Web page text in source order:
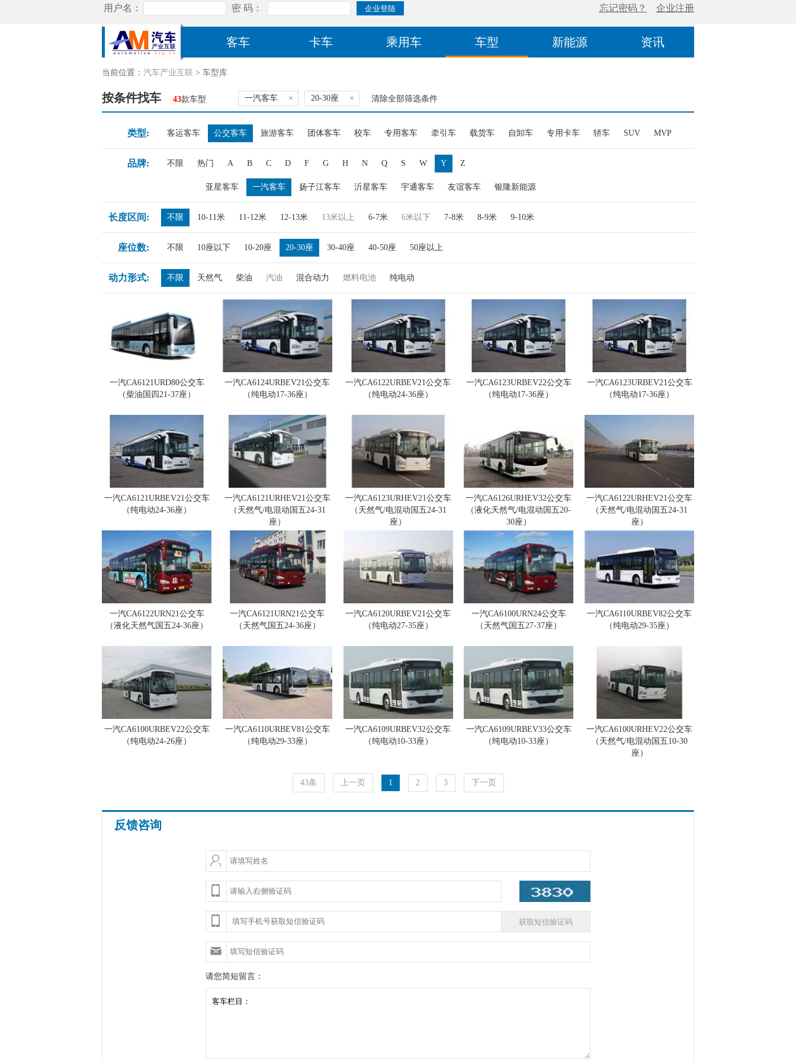
客车 卡车 乘用车 车型 新能源 资讯
当前位置： 汽车产业互联 > 车型库
按条件找车 43款车型 一汽客车 × 20-30座 × 清除全部筛选条件
类型: 客运客车 公交客车 旅游客车 团体客车 校车 专用客车 牵引车 载货车 自卸车 专用卡车 轿车 SUV MVP
品牌: 不限 热门 A B C D F G H N Q S W Y Z
亚星客车 一汽客车 扬子江客车 沂星客车 宇通客车 友谊客车 银隆新能源
长度区间: 不限 10-11米 11-12米 12-13米 13米以上 6-7米 6米以下 7-8米 8-9米 9-10米
座位数: 不限 10座以下 10-20座 20-30座 30-40座 40-50座 50座以上
动力形式: 不限 天然气 柴油 汽油 混合动力 燃料电池 纯电动
一汽CA6121URD80公交车
（柴油国四21-37座）
一汽CA6124URBEV21公交车
（纯电动17-36座）
一汽CA6122URBEV21公交车
（纯电动24-36座）
一汽CA6123URBEV22公交车
（纯电动17-36座）
一汽CA6123URBEV21公交车
（纯电动17-36座）
一汽CA6121URBEV21公交车
（纯电动24-36座）
一汽CA6121URHEV21公交车
（天然气/电混动国五24-31
座）
一汽CA6123URHEV21公交车
（天然气/电混动国五24-31
座）
一汽CA6126URHEV32公交车
（液化天然气/电混动国五20-
30座）
一汽CA6122URHEV21公交车
（天然气/电混动国五24-31
座）
一汽CA6122URN21公交车
（液化天然气国五24-36座）
一汽CA6121URN21公交车
（天然气国五24-36座）
一汽CA6120URBEV21公交车
（纯电动27-35座）
一汽CA6100URN24公交车
（天然气国五27-37座）
一汽CA6110URBEV82公交车
（纯电动29-35座）
一汽CA6100URBEV22公交车
（纯电动24-26座）
一汽CA6110URBEV81公交车
（纯电动29-33座）
一汽CA6109URBEV32公交车
（纯电动10-33座）
一汽CA6109URBEV33公交车
（纯电动10-33座）
一汽CA6100URHEV22公交车
（天然气/电混动国五10-30
座）
43条 上一页 1 2 3 下一页
反馈咨询
请您简短留言：